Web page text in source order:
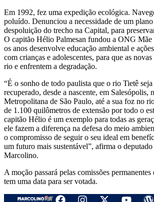
Em 1992, fez uma expedição ecológica.
poluído. Denunciou a necessidade de um
despoluição do trecho na Capital, para
O capitão Hélio Palmesan fundou a ONG Mãe
os anos desenvolve educação ambiental e
com crianças e adolescentes, para que as
rio e enfrentem a degradação.
“É o sonho de todo paulista que o rio Tietê
recuperado, desde a nascente, em Salesópolis,
Metropolitana de São Paulo, até a sua foz no
de 1.100 quilômetros de extensão por todo o
capitão Hélio é um exemplo para todas as
ele fazem a diferença na defesa do meio
o compromisso de seguir o seu ideal em
um futuro mais sustentável”, afirma o
Marcolino.
A moção passará pelas comissões
tem uma data para ser votada.